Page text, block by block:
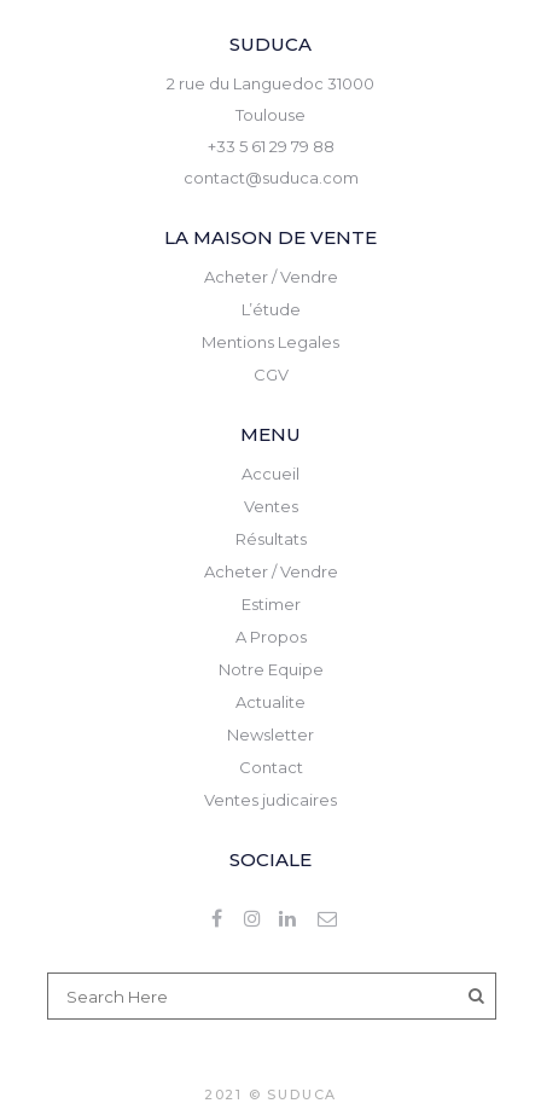
SUDUCA
2 rue du Languedoc 31000
Toulouse
+33 5 61 29 79 88
contact@suduca.com
LA MAISON DE VENTE
Acheter / Vendre
L’étude
Mentions Legales
CGV
MENU
Accueil
Ventes
Résultats
Acheter / Vendre
Estimer
A Propos
Notre Equipe
Actualite
Newsletter
Contact
Ventes judicaires
SOCIALE
2021 © SUDUCA